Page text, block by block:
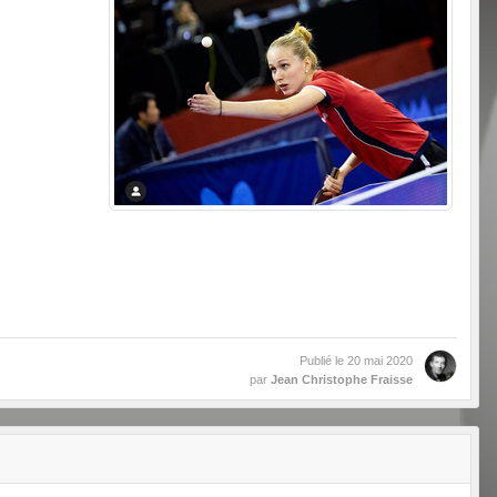
Publié le 20 mai 2020
par Jean Christophe Fraisse